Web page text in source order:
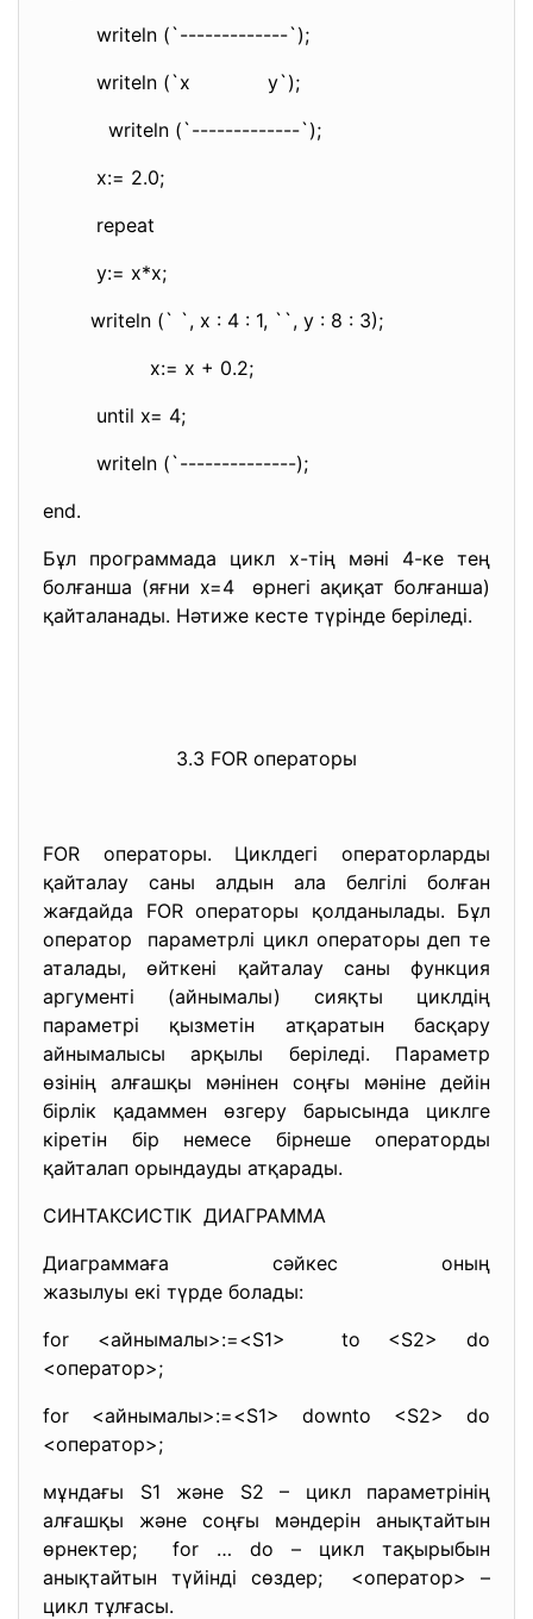
writeln (`-------------`);
writeln (`x y`);
writeln (`-------------`);
x:= 2.0;
repeat
y:= x*x;
writeln (` `, x : 4 : 1, ``, y : 8 : 3);
x:= x + 0.2;
until x= 4;
writeln (`--------------);
end.
Бұл программада цикл x-тің мәні 4-ке тең
болғанша (яғни x=4 өрнегі ақиқат болғанша)
қайталанады. Нәтиже кесте түрінде беріледі.
3.3 FOR операторы
FOR операторы. Циклдегі операторларды
қайталау саны алдын ала белгілі болған
жағдайда FOR операторы қолданылады. Бұл
оператор параметрлі цикл операторы деп те
аталады, өйткені қайталау саны функция
аргументі (айнымалы) сияқты циклдің
параметрі қызметін атқаратын басқару
айнымалысы арқылы беріледі. Параметр
өзінің алғашқы мәнінен соңғы мәніне дейін
бірлік қадаммен өзгеру барысында циклге
кіретін бір немесе бірнеше операторды
қайталап орындауды атқарады.
СИНТАКСИСТІК ДИАГРАММА
Диаграммаға сәйкес оның
жазылуы екі түрде болады:
for <айнымалы>:=<S1> to <S2> do
<оператор>;
for <айнымалы>:=<S1> downto <S2> do
<оператор>;
мұндағы S1 және S2 – цикл параметрінің
алғашқы және соңғы мәндерін анықтайтын
өрнектер; for … do – цикл тақырыбын
анықтайтын түйінді сөздер; <оператор> –
цикл тұлғасы.